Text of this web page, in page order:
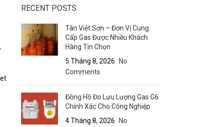
RECENT POSTS
Tân Việt Sơn – Đơn Vị Cung
Cấp Gas Được Nhiều Khách
Hàng Tin Chọn
5 Tháng 8, 2026
No
Comments
Đồng Hồ Đo Lưu Lượng Gas G6
Chính Xác Cho Công Nghiệp
4 Tháng 8, 2026
No